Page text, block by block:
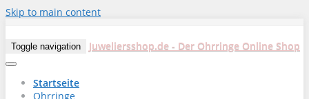
Skip to main content
Toggle navigation Juweliersshop.de - Der Ohrringe Online Shop
Startseite
Ohrringe